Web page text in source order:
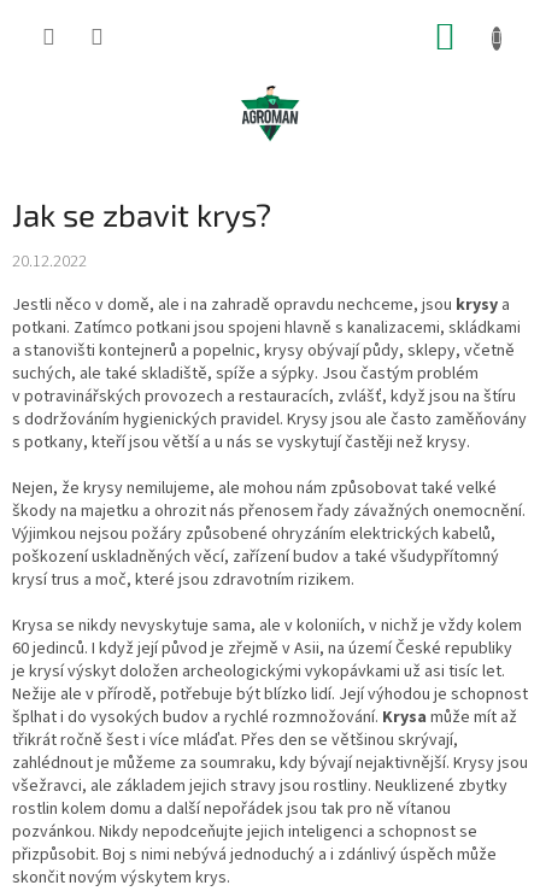
Jak se zbavit krys?
20.12.2022
Jestli něco v domě, ale i na zahradě opravdu nechceme, jsou krysy a
potkani. Zatímco potkani jsou spojeni hlavně s kanalizacemi, skládkami
a stanovišti kontejnerů a popelnic, krysy obývají půdy, sklepy, včetně
suchých, ale také skladiště, spíže a sýpky. Jsou častým problém
v potravinářských provozech a restauracích, zvlášť, když jsou na štíru
s dodržováním hygienických pravidel. Krysy jsou ale často zaměňovány
s potkany, kteří jsou větší a u nás se vyskytují častěji než krysy.
Nejen, že krysy nemilujeme, ale mohou nám způsobovat také velké
škody na majetku a ohrozit nás přenosem řady závažných onemocnění.
Výjimkou nejsou požáry způsobené ohryzáním elektrických kabelů,
poškození uskladněných věcí, zařízení budov a také všudypřítomný
krysí trus a moč, které jsou zdravotním rizikem.
Krysa se nikdy nevyskytuje sama, ale v koloniích, v nichž je vždy kolem
60 jedinců. I když její původ je zřejmě v Asii, na území České republiky
je krysí výskyt doložen archeologickými vykopávkami už asi tisíc let.
Nežije ale v přírodě, potřebuje být blízko lidí. Její výhodou je schopnost
šplhat i do vysokých budov a rychlé rozmnožování. Krysa může mít až
třikrát ročně šest i více mláďat. Přes den se většinou skrývají,
zahlédnout je můžeme za soumraku, kdy bývají nejaktivnější. Krysy jsou
všežravci, ale základem jejich stravy jsou rostliny. Neuklizené zbytky
rostlin kolem domu a další nepořádek jsou tak pro ně vítanou
pozvánkou. Nikdy nepodceňujte jejich inteligenci a schopnost se
přizpůsobit. Boj s nimi nebývá jednoduchý a i zdánlivý úspěch může
skončit novým výskytem krys.